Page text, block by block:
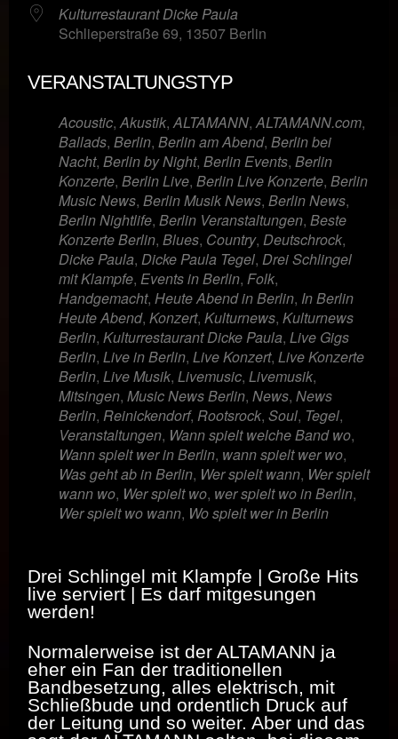
Kulturrestaurant Dicke Paula
Schlieperstraße 69, 13507 Berlin
VERANSTALTUNGSTYP
Acoustic,Akustik,ALTAMANN,ALTAMANN.com,
Ballads, Berlin, Berlin am Abend, Berlin bei
Nacht, Berlin by Night, Berlin Events, Berlin
Konzerte, Berlin Live, Berlin Live Konzerte, Berlin
Music News, Berlin Musik News, Berlin News,
Berlin Nightlife, Berlin Veranstaltungen, Beste
Konzerte Berlin, Blues, Country, Deutschrock,
Dicke Paula, Dicke Paula Tegel, Drei Schlingel
mit Klampfe, Events in Berlin, Folk,
Handgemacht, Heute Abend in Berlin, In Berlin
Heute Abend, Konzert, Kulturnews, Kulturnews
Berlin, Kulturrestaurant Dicke Paula, Live Gigs
Berlin, Live in Berlin, Live Konzert, Live Konzerte
Berlin, Live Musik, Livemusic, Livemusik,
Mitsingen, Music News Berlin, News, News
Berlin, Reinickendorf, Rootsrock, Soul, Tegel,
Veranstaltungen, Wann spielt welche Band wo,
Wann spielt wer in Berlin, wann spielt wer wo,
Was geht ab in Berlin, Wer spielt wann, Wer spielt
wann wo, Wer spielt wo, wer spielt wo in Berlin,
Wer spielt wo wann, Wo spielt wer in Berlin
Drei Schlingel mit Klampfe | Große Hits
live serviert | Es darf mitgesungen
werden!
Normalerweise ist der ALTAMANN ja
eher ein Fan der traditionellen
Bandbesetzung, alles elektrisch, mit
Schließbude und ordentlich Druck auf
der Leitung und so weiter. Aber und das